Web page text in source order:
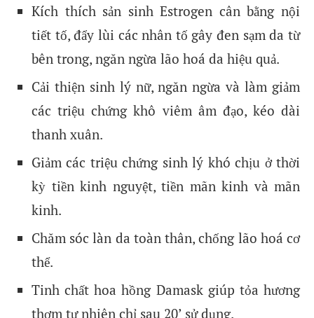
Kích thích sản sinh Estrogen cân bằng nội
tiết tố, đẩy lùi các nhân tố gây đen sạm da từ
bên trong, ngăn ngừa lão hoá da hiệu quả.
Cải thiện sinh lý nữ, ngăn ngừa và làm giảm
các triệu chứng khô viêm âm đạo, kéo dài
thanh xuân.
Giảm các triệu chứng sinh lý khó chịu ở thời
kỳ tiền kinh nguyệt, tiền mãn kinh và mãn
kinh.
Chăm sóc làn da toàn thân, chống lão hoá cơ
thể.
Tinh chất hoa hồng Damask giúp tỏa hương
thơm tự nhiên chỉ sau 20’ sử dụng.